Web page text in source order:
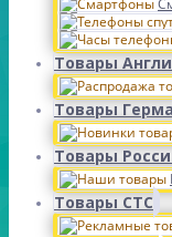
Товары
Товары
Товары
Товары СТС